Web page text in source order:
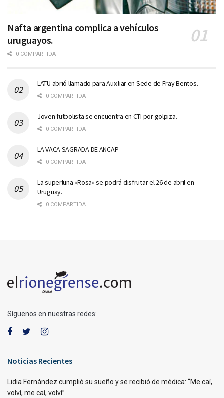
Nafta argentina complica a vehículos
uruguayos.
0 COMPARTIDA
LATU abrió llamado para Auxiliar en Sede de Fray Bentos.
0 COMPARTIDA
Joven futbolista se encuentra en CTI por golpiza.
0 COMPARTIDA
LA VACA SAGRADA DE ANCAP
0 COMPARTIDA
La superluna «Rosa» se podrá disfrutar el 26 de abril en
Uruguay.
0 COMPARTIDA
Síguenos en nuestras redes:
Noticias Recientes
Lidia Fernández cumplió su sueño y se recibió de médica: “Me caí,
volví, me caí, volví”